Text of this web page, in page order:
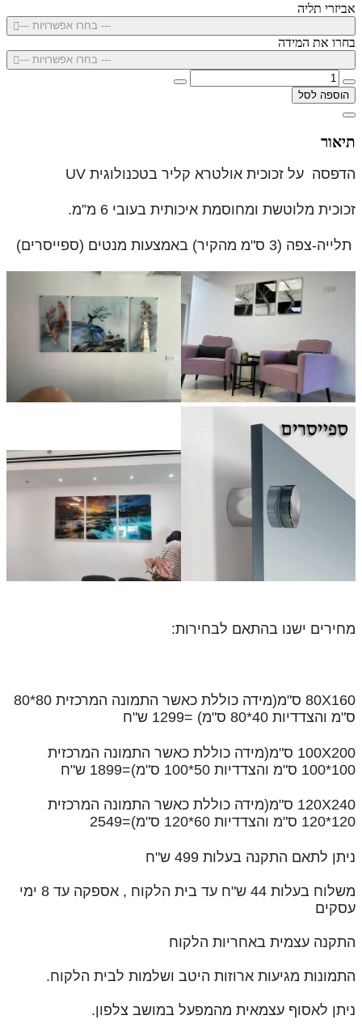
אביזרי תליה
--- בחרו אפשרויות ---
בחרו את המידה
--- בחרו אפשרויות ---
הוספה לסל
תיאור
הדפסה על זכוכית אולטרא קליר בטכנולוגית UV
זכוכית מלוטשת ומחוסמת איכותית בעובי 6 מ”מ.
תלייה-צפה (3 ס"מ מהקיר) באמצעות מנטים (ספייסרים)
מחירים ישנו בהתאם לבחירות:
80X160 ס"מ(מידה כוללת כאשר התמונה המרכזית 80*80
ס"מ והצדדיות 40*80 ס"מ) =1299 ש"ח
100X200 ס"מ
(מידה כוללת כאשר התמונה המרכזית
100*100 ס"מ והצדדיות 50*100 ס"מ)=1899 ש"ח
120X240 ס"מ
(מידה כוללת כאשר התמונה המרכזית
120*120 ס"מ והצדדיות 60*120 ס"מ)=2549
ניתן לתאם התקנה בעלות 499 ש"ח
משלוח בעלות 44 ש"ח עד בית הלקוח , אספקה עד 8 ימי
עסקים
התקנה עצמית באחריות הלקוח
התמונות מגיעות ארוזות היטב ושלמות לבית הלקוח.
ניתן לאסוף עצמאית מהמפעל במושב צלפון.